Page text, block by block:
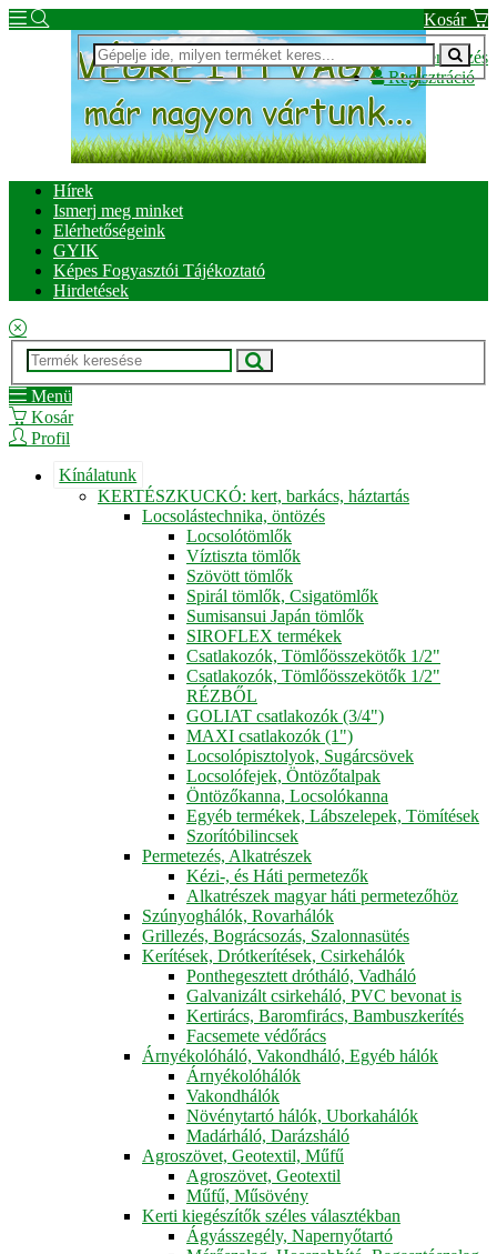
Kosár
Bejelentkezés
Regisztráció
Hírek
Ismerj meg minket
Elérhetőségeink
GYIK
Képes Fogyasztói Tájékoztató
Hirdetések
Menü
Kosár
Profil
Kínálatunk
KERTÉSZKUCKÓ: kert, barkács, háztartás
Locsolástechnika, öntözés
Locsolótömlők
Víztiszta tömlők
Szövött tömlők
Spirál tömlők, Csigatömlők
Sumisansui Japán tömlők
SIROFLEX termékek
Csatlakozók, Tömlőösszekötők 1/2"
Csatlakozók, Tömlőösszekötők 1/2"
RÉZBŐL
GOLIAT csatlakozók (3/4")
MAXI csatlakozók (1")
Locsolópisztolyok, Sugárcsövek
Locsolófejek, Öntözőtalpak
Öntözőkanna, Locsolókanna
Egyéb termékek, Lábszelepek, Tömítések
Szorítóbilincsek
Permetezés, Alkatrészek
Kézi-, és Háti permetezők
Alkatrészek magyar háti permetezőhöz
Szúnyoghálók, Rovarhálók
Grillezés, Bográcsozás, Szalonnasütés
Kerítések, Drótkerítések, Csirkehálók
Ponthegesztett drótháló, Vadháló
Galvanizált csirkeháló, PVC bevonat is
Kertirács, Baromfirács, Bambuszkerítés
Facsemete védőrács
Árnyékolóháló, Vakondháló, Egyéb hálók
Árnyékolóhálók
Vakondhálók
Növénytartó hálók, Uborkahálók
Madárháló, Darázsháló
Agroszövet, Geotextil, Műfű
Agroszövet, Geotextil
Műfű, Műsövény
Kerti kiegészítők széles választékban
Ágyásszegély, Napernyőtartó